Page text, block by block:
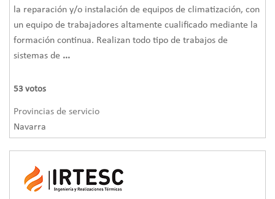
la reparación y/o instalación de equipos de climatización, con
un equipo de trabajadores altamente cualificado mediante la
formación continua. Realizan todo tipo de trabajos de
sistemas de ...
53 votos
Provincias de servicio
Navarra